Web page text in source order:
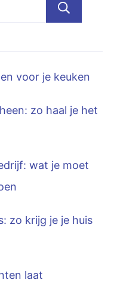
voor je keuken
zo haal je het
wat je moet
zo krijg je je huis
laat